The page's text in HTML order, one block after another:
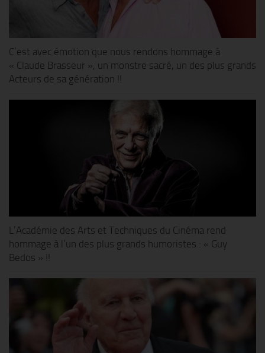
C’est avec émotion que nous rendons hommage à
« Claude Brasseur », un monstre sacré, un des plus grands
Acteurs de sa génération !!
L’Académie des Arts et Techniques du Cinéma rend
hommage à l’un des plus grands humoristes : « Guy
Bedos » !!